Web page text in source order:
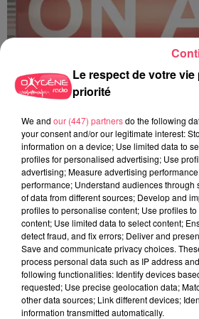
Le respect de votre
priorité
We and our (447) partnersdo the following
your consent and/or our legitimate interest:
information on a device; Use limited data to
profiles for personalised advertising; Use
advertising; Measure advertising
performance; Understand audiences through
of data from different sources; Develop and
profiles to personalise content; Use profiles
content; Use limited data to select content;
detect fraud, and fix errors; Deliver and
Save and communicate privacy choices.
process personal data such as IP address
following functionalities: Identify devices
requested; Use precise geolocation data;
other data sources; Link different devices;
information transmitted automatically.